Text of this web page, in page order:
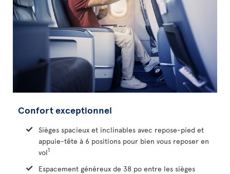
Confort exceptionnel
Sièges spacieux et inclinables avec repose-pied et
appuie-tête à 6 positions pour bien vous reposer en
vol1
Espacement généreux de 38 po entre les sièges